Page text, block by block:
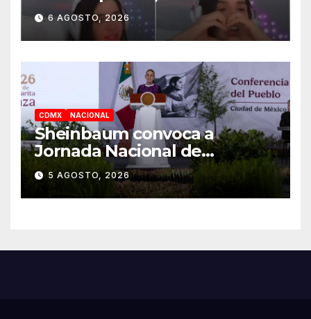
tiktoker
6 AGOSTO, 2026
CDMX NACIONAL
Sheinbaum convoca a
Jornada Nacional de
Reforestación el 9 de agosto
5 AGOSTO, 2026